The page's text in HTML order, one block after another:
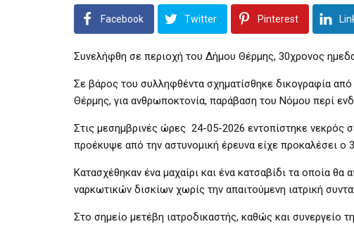
Facebook Twitter Pinterest
Συνελήφθη σε περιοχή του Δήμου Θέρμης, 30χρονος
Σε βάρος του συλληφθέντα σχηματίσθηκε δικογραφία
Θέρμης, για ανθρωποκτονία, παράβαση του Νόμου περί
Στις μεσημβρινές ώρες 24-05-2026 εντοπίστηκε
προέκυψε από την αστυνομική έρευνα είχε προκαλέσει ο
Κατασχέθηκαν ένα μαχαίρι και ένα κατσαβίδι τα οποία
ναρκωτικών δισκίων χωρίς την απαιτούμενη ιατρική
Στο σημείο μετέβη ιατροδικαστής, καθώς και συνεργείο